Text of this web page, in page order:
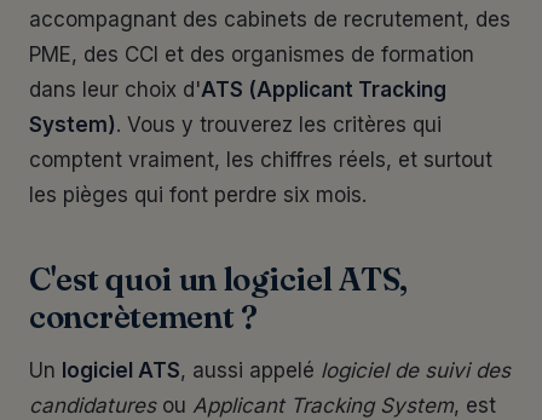
accompagnant des cabinets de recrutement, des
PME, des CCI et des organismes de formation
dans leur choix d'ATS (Applicant Tracking
System). Vous y trouverez les critères qui
comptent vraiment, les chiffres réels, et surtout
les pièges qui font perdre six mois.
C'est quoi un logiciel ATS,
concrètement ?
Un logiciel ATS, aussi appelé logiciel de suivi des
candidaturesou Applicant Tracking System, est